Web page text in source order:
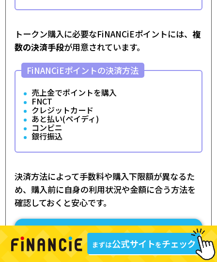
トークン購入に必要なFiNANCiEポイントには、 複
数の決済手段が用意されています。
FiNANCiEポイントの決済方法
売上金でポイントを購入
FNCT
クレジットカード
あと払い(ペイディ)
コンビニ
銀行振込
決済方法によって手数料や購入下限額が異なるた
め、購入前に自身の利用状況や金額に合う方法を
確認しておくと安心です。
関連記事をチェック